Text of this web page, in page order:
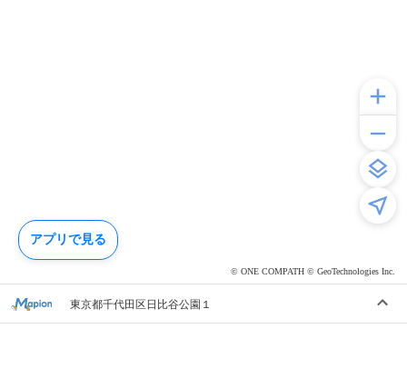
© ONE COMPATH © GeoTechnologies Inc.
東京都千代田区日比谷公園１
アプリで見る